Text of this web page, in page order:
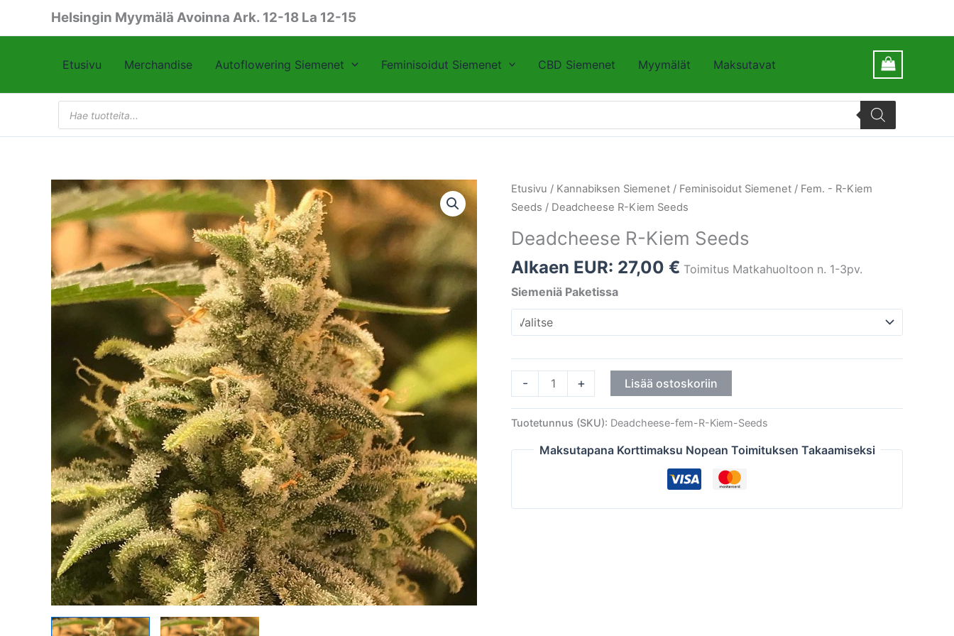
Helsingin Myymälä Avoinna Ark. 12-18 La 12-15
Etusivu Merchandise Autoflowering Siemenet Feminisoidut Siemenet CBD Siemenet Myymälät Maksutavat
Products
search
Etusivu / Kannabiksen Siemenet / Feminisoidut Siemenet / Fem. - R-Kiem
Seeds / Deadcheese R-Kiem Seeds
Deadcheese R-Kiem Seeds
Alkaen EUR: 27,00 € Toimitus Matkahuoltoon n. 1-3pv.
Siemeniä Paketissa
-
Deadcheese
R-
Seeds
määrä
+ Lisää ostoskoriin
Tuotetunnus (SKU): Deadcheese-fem-R-Kiem-Seeds
Maksutapana Korttimaksu Nopean Toimituksen Takaamiseksi